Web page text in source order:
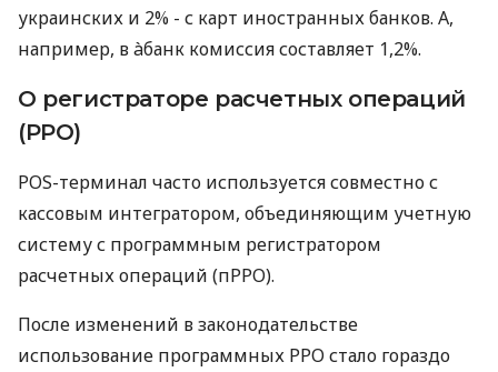
украинских и 2% - с карт иностранных банков. А,
например, в àбанк комиссия составляет 1,2%.
О регистраторе расчетных операций
(РРО)
POS-терминал часто используется совместно с
кассовым интегратором, объединяющим учетную
систему с программным регистратором
расчетных операций (пРРО).
После изменений в законодательстве
использование программных РРО стало гораздо